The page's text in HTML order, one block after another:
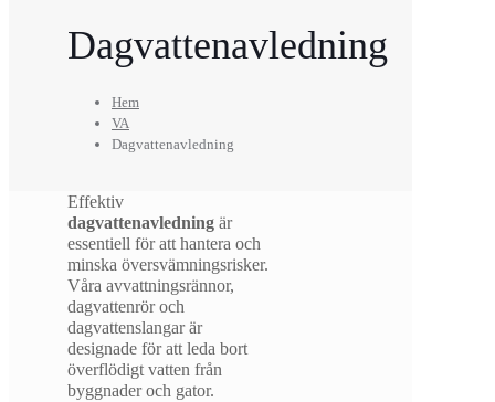
Dagvattenavledning
Hem
VA
Dagvattenavledning
Effektiv
dagvattenavledning är
essentiell för att hantera och
minska översvämningsrisker.
Våra avvattningsrännor,
dagvattenrör och
dagvattenslangar är
designade för att leda bort
överflödigt vatten från
byggnader och gator.